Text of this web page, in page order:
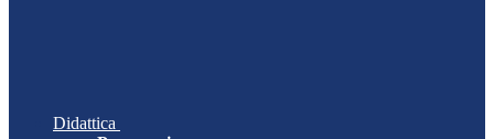
Didattica